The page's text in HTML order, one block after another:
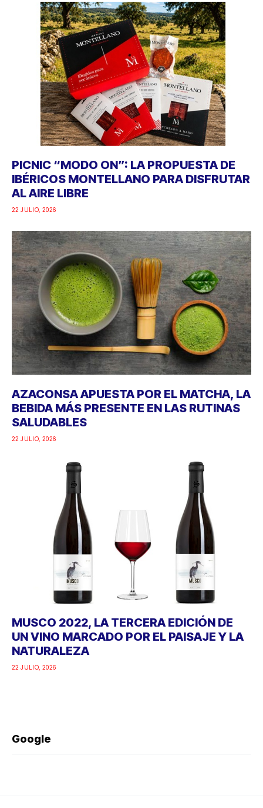
PICNIC “MODO ON”: LA PROPUESTA DE
IBÉRICOS MONTELLANO PARA DISFRUTAR
AL AIRE LIBRE
22 JULIO, 2026
AZACONSA APUESTA POR EL MATCHA, LA
BEBIDA MÁS PRESENTE EN LAS RUTINAS
SALUDABLES
22 JULIO, 2026
MUSCO 2022, LA TERCERA EDICIÓN DE
UN VINO MARCADO POR EL PAISAJE Y LA
NATURALEZA
22 JULIO, 2026
Google